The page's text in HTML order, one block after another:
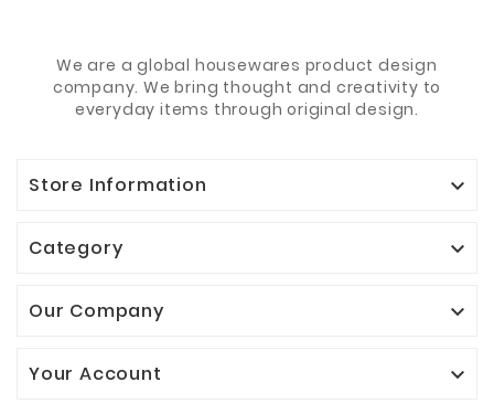
We are a global housewares product design
company. We bring thought and creativity to
everyday items through original design.
Store Information 
Category 
Our Company 
Your Account 